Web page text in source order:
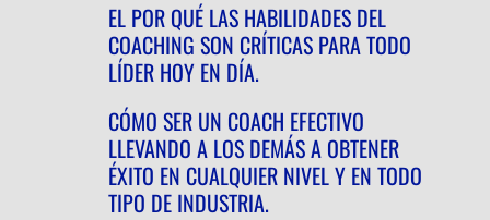
EL POR QUÉ LAS HABILIDADES DEL
COACHING SON CRÍTICAS PARA TODO
LÍDER HOY EN DÍA.
CÓMO SER UN COACH EFECTIVO
LLEVANDO A LOS DEMÁS A OBTENER
ÉXITO EN CUALQUIER NIVEL Y EN TODO
TIPO DE INDUSTRIA.